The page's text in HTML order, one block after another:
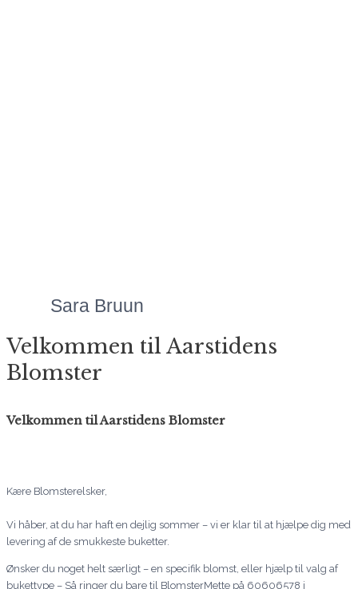
Sara Bruun
Velkommen til Aarstidens
Blomster
Velkommen til Aarstidens Blomster
Kære Blomsterelsker,
Vi håber, at du har haft en dejlig sommer – vi er klar til at hjælpe dig med
levering af de smukkeste buketter.
Ønsker du noget helt særligt – en specifik blomst, eller hjælp til valg af
bukettype – Så ringer du bare til BlomsterMette på 60606578 i